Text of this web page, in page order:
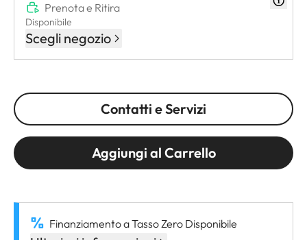
Prenota e Ritira
Disponibile
Scegli negozio
Contatti e Servizi
Aggiungi al Carrello
Finanziamento a Tasso Zero Disponibile